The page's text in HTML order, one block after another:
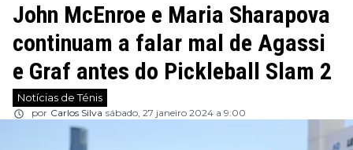
John McEnroe e Maria Sharapova
continuam a falar mal de Agassi
e Graf antes do Pickleball Slam 2
Notícias de Ténis
por Carlos Silva sábado, 27 janeiro 2024 a 9:00